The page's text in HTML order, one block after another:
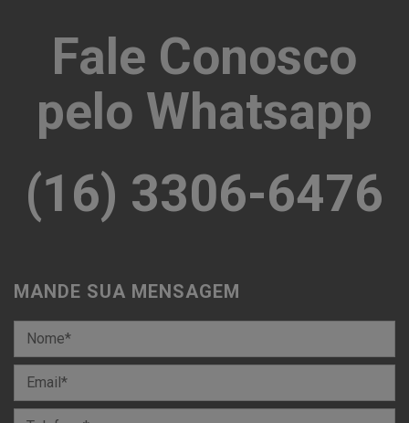
Fale Conosco
pelo Whatsapp
(16) 3306-6476
MANDE SUA MENSAGEM